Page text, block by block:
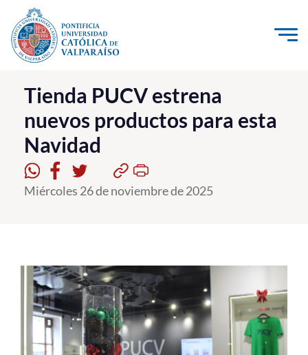
Click acá para ir directamente al contenido
La Universidad
Investigación, Creación e Innovación
PUCV Internacional
Vinculación con el Medio
Postgrado
Formación Continua
Estudiantes
Tienda PUCV estrena
nuevos productos para esta
Navidad
Miércoles 26 de noviembre de 2025